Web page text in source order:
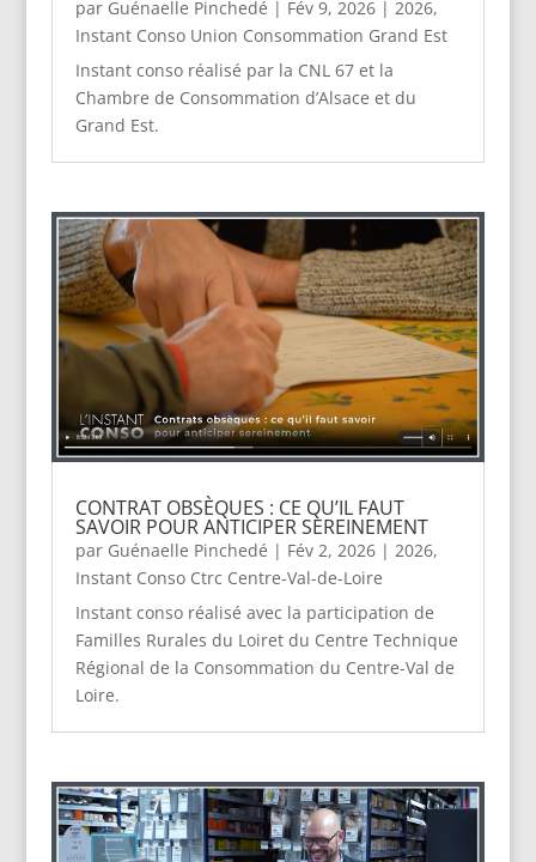
par Guénaelle Pinchedé | Fév 9, 2026| 2026,
Instant Conso Union Consommation Grand Est
Instant conso réalisé par la CNL 67 et la
Chambre de Consommation d’Alsace et du
Grand Est.
CONTRAT OBSÈQUES : CE QU’IL FAUT
SAVOIR POUR ANTICIPER SEREINEMENT
par Guénaelle Pinchedé | Fév 2, 2026| 2026,
Instant Conso Ctrc Centre-Val-de-Loire
Instant conso réalisé avec la participation de
Familles Rurales du Loiret du Centre Technique
Régional de la Consommation du Centre-Val de
Loire.